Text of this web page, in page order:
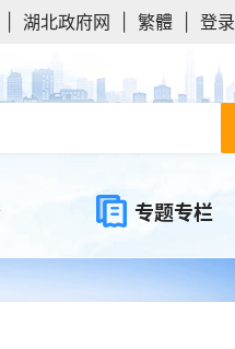
湖北政府网 繁體 登录
专题专栏